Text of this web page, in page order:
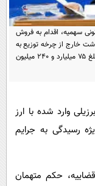
سهمیه، اقدام به فروش
در سال ۹۷، ۱۱۴ هزار کیلو گوشت خارج از چرخه توزیع به
نرخ آزاد به فروش رسانده و موجب تضییع بیت‌المال به مبلغ ۷۵ میلیارد و ۲۴۰ میلیون
وارد شده با ارز
رسیدگی به جرایم
حکم متهمان